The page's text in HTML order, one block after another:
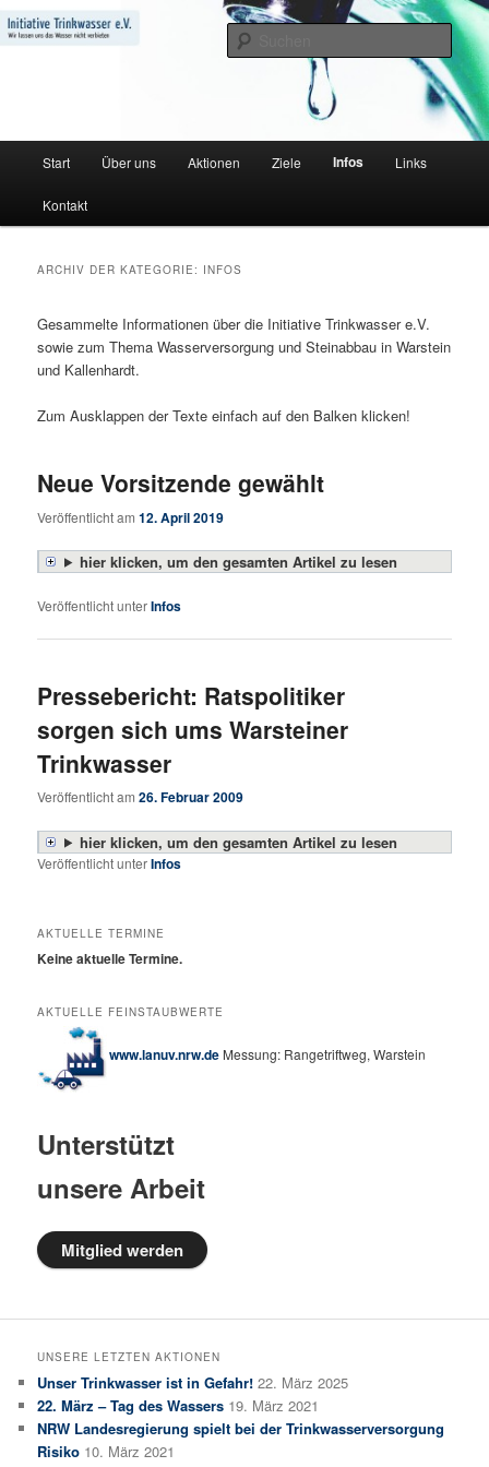
Zum
primären
Zum
sekundären
Initiative Trinkwasser e.V.
Wir lassen uns das Wasser nicht verbieten
Start Über uns Aktionen Ziele Infos Links
Kontakt
ARCHIV DER KATEGORIE: INFOS
Gesammelte Informationen über die Initiative Trinkwasser e.V.
sowie zum Thema Wasserversorgung und Steinabbau in Warstein
und Kallenhardt.
Zum Ausklappen der Texte einfach auf den Balken klicken!
Neue Vorsitzende gewählt
Veröffentlicht am12. April 2019
hier klicken, um den gesamten Artikel zu lesen
Veröffentlicht unterInfos
Pressebericht: Ratspolitiker
sorgen sich ums Warsteiner
Trinkwasser
Veröffentlicht am26. Februar 2009
hier klicken, um den gesamten Artikel zu lesen
Veröffentlicht unterInfos
AKTUELLE TERMINE
Keine aktuelle Termine.
AKTUELLE FEINSTAUBWERTE
www.lanuv.nrw.de Messung: Rangetriftweg, Warstein
Unterstützt
unsere Arbeit
Mitglied werden
UNSERE LETZTEN AKTIONEN
Unser Trinkwasser ist in Gefahr! 22. März 2025
22. März – Tag des Wassers 19. März 2021
NRW Landesregierung spielt bei der Trinkwasserversorgung
Risiko 10. März 2021